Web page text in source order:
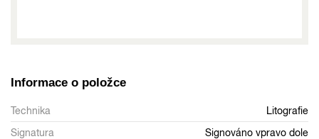
Informace o položce
Technika
Litografie
Signatura
Signováno vpravo dole